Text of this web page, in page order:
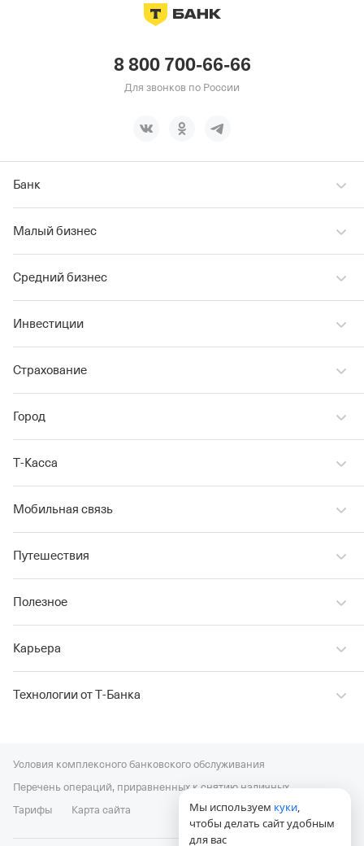
8 800 700-66-66
Для звонков по России
Банк
Малый бизнес
Средний бизнес
Инвестиции
Страхование
Город
Т‑Касса
Мобильная связь
Путешествия
Полезное
Карьера
Технологии от Т‑Банка
Условия комплексного банковского обслуживания
Перечень операций, приравненных к снятию наличных
Тарифы
Карта сайта Мы используем куки,
чтобы делать сайт удобным
для вас